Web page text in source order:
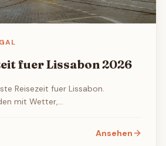
fuer Lissabon 2026
Reisezeit fuer Lissabon.
mit Wetter,
Ansehen